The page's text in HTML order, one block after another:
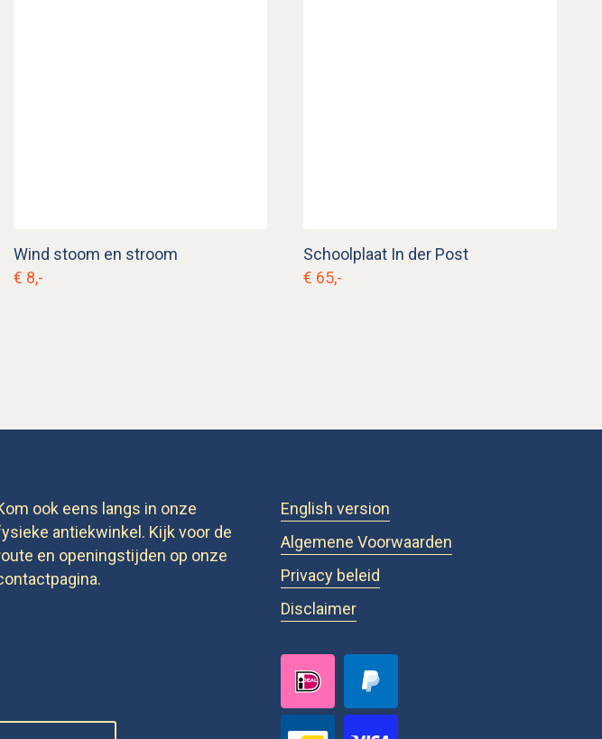
Wind stoom en stroom
€ 8,-
Schoolplaat In der Post
€ 65,-
ook eens langs in onze
antiekwinkel. Kijk voor de
en openingstijden op onze
English version
Algemene Voorwaarden
Privacy beleid
Disclaimer